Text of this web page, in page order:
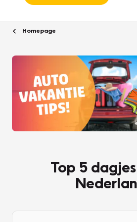
Homepage
Top 5